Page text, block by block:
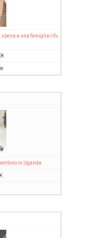
spesa a una famiglia rifu
€
in Uganda
€